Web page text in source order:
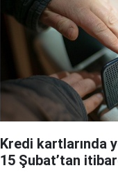
Kredi kartlarında
15 Şubat’tan